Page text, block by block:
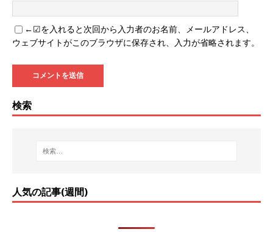
←☑を入れると次回から入力者のお名前、メールアドレス、
ウェブサイトがこのブラウザに保存され、入力が省略されます。
検索
人気の記事(週間)